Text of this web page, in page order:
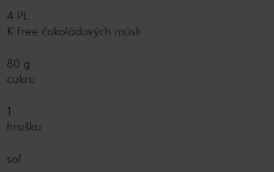
4 PL
K-free čokoládových müsli
80 g
cukru
1
hrušku
soľ